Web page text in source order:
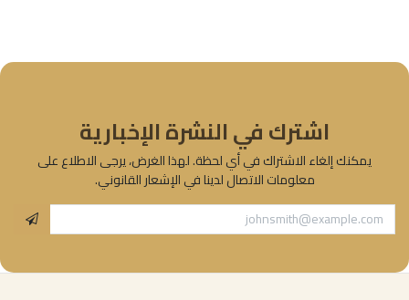
اشترك في النشرة الإخبارية
يمكنك إلغاء الاشتراك في أي لحظة. لهذا الغرض، يرجى الاطلاع على
معلومات الاتصال لدينا في الإشعار القانوني.